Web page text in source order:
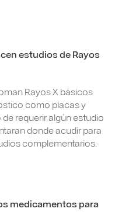
estudios de Rayos
Rayos X básicos
como placas y
requerir algún estudio
donde acudir para
complementarios.
medicamentos para